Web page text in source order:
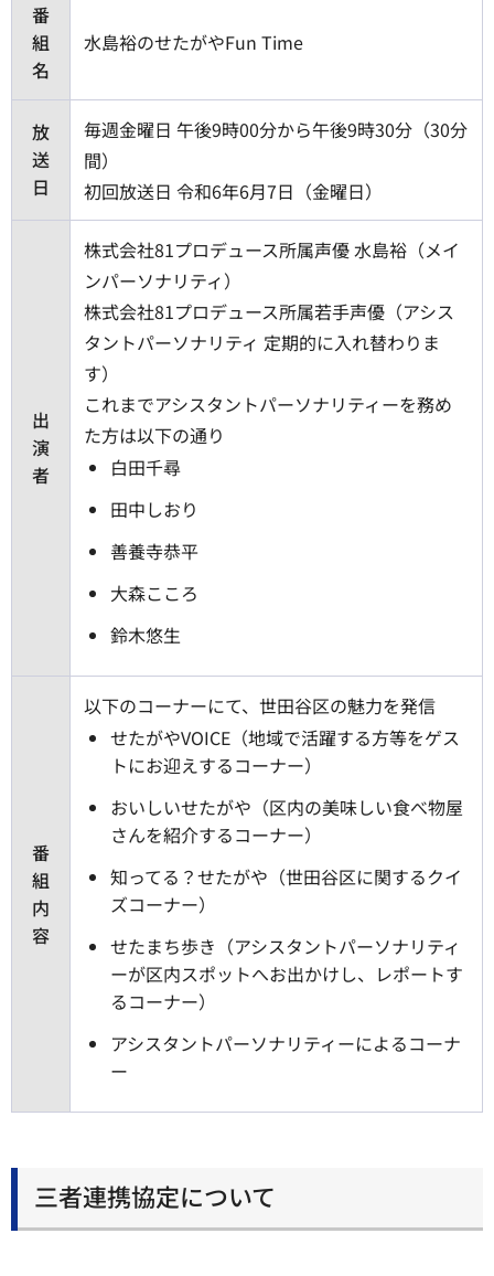
番
組
名
水島裕のせたがやFun Time
放
送
日
毎週金曜日 午後9時00分から午後9時30分（30分
間）
初回放送日 令和6年6月7日（金曜日）
出
演
者
株式会社81プロデュース所属声優 水島裕（メイ
ンパーソナリティ）
株式会社81プロデュース所属若手声優（アシス
タントパーソナリティ 定期的に入れ替わりま
す）
これまでアシスタントパーソナリティーを務め
た方は以下の通り
白田千尋
田中しおり
善養寺恭平
大森こころ
鈴木悠生
番
組
内
容
以下のコーナーにて、世田谷区の魅力を発信
せたがやVOICE（地域で活躍する方等をゲス
トにお迎えするコーナー）
おいしいせたがや（区内の美味しい食べ物屋
さんを紹介するコーナー）
知ってる？せたがや（世田谷区に関するクイ
ズコーナー）
せたまち歩き（アシスタントパーソナリティ
ーが区内スポットへお出かけし、レポートす
るコーナー）
アシスタントパーソナリティーによるコーナ
ー
三者連携協定について